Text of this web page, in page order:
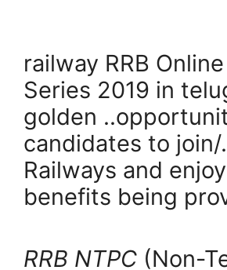
railway RRB
Series 2019 in
golden
candidates to
Railways and
benefits being
RRB NTPC (Non-